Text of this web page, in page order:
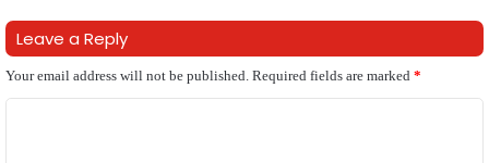
Leave a Reply
Your email address will not be published. Required fields are marked *